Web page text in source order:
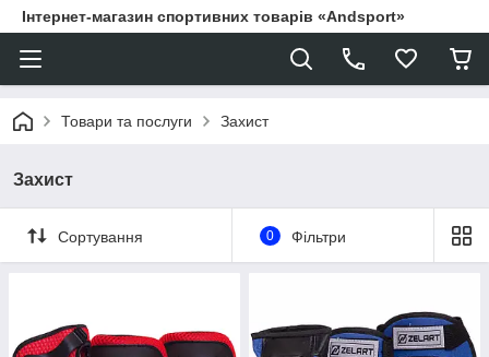
Інтернет-магазин спортивних товарів «Andsport»
Товари та послуги Захист
Захист
Сортування 0 Фільтри